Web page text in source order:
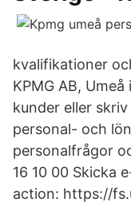
kvalifikationer
KPMG AB,
kunder eller
personal- och
personalfrågor
16 10 00 Skicka
action: https://